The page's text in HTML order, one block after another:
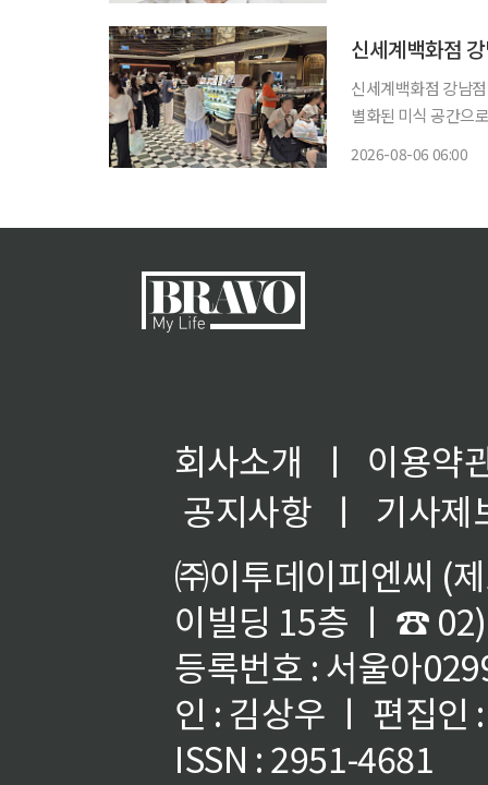
신세계백화점
신세계백화점 강남
별화된 미식 공간으로서의 입지
2026-08-06 06:00
회사소개 ㅣ
이용약
공지사항
ㅣ
기사제
㈜이투데이피엔씨 (
이빌딩 15층 ㅣ ☎
등록번호 : 서울아
인 : 김상우 ㅣ 편집인
ISSN : 2951-4681